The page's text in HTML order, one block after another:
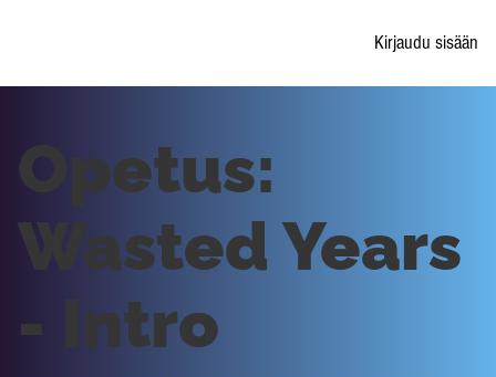
Kirjaudu sisään
Opetus:
Wasted Years
- Intro